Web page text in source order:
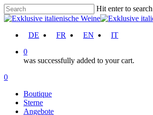
Skip
to
content
Hit enter to
Close
DE
FR EN IT
0
was successfully added to your cart.
Menu
account
0
Boutique
Sterne
Angebote